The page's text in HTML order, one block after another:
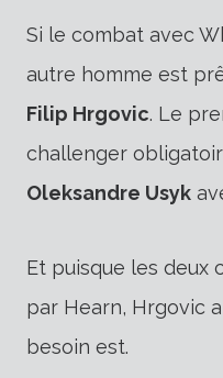
Si le combat avec
autre homme est
Filip Hrgovic. Le
challenger
Oleksandre Usyk
Et puisque les deux
par Hearn, Hrgovic a
besoin est.